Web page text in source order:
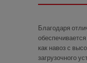
Благодаря
как навоз с
загрузочного